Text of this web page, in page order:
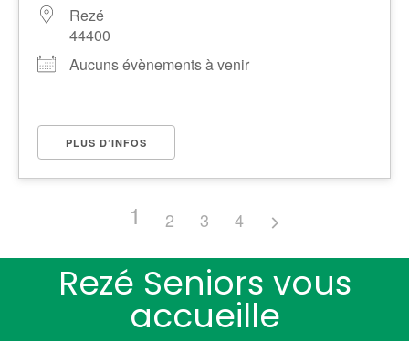
Rezé
44400
Aucuns évènements à venir
PLUS D’INFOS
1 2 3 4
Rezé Seniors vous
accueille